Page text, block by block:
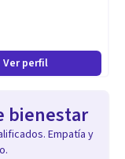
en constante
UCM, CEU
Española de
el mejor
Ver perfil
bienestar
Empatía y